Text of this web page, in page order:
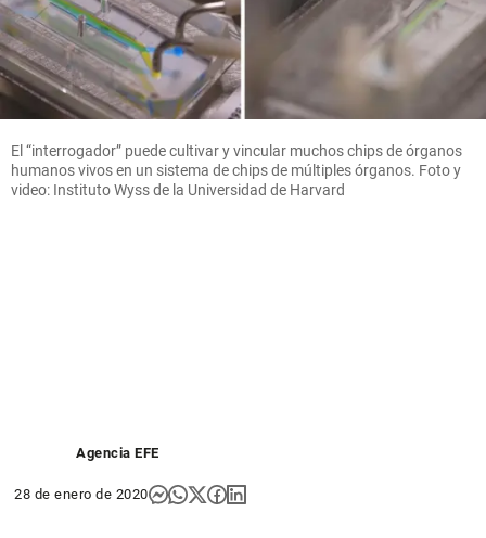
El “interrogador” puede cultivar y vincular muchos chips de órganos
humanos vivos en un sistema de chips de múltiples órganos. Foto y
video: Instituto Wyss de la Universidad de Harvard
Agencia EFE
28 de enero de 2020